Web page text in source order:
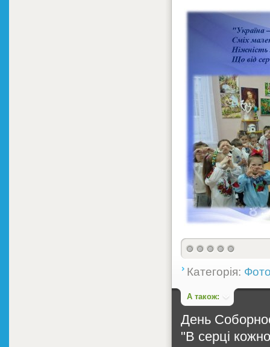
Категорія:
А також:
День
"В серці